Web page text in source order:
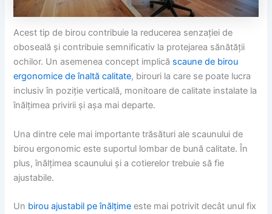
Acest tip de birou contribuie la reducerea senzației de
oboseală și contribuie semnificativ la protejarea sănătății
ochilor. Un asemenea concept implică scaune de birou
ergonomice de înaltă calitate, birouri la care se poate lucra
inclusiv în poziție verticală, monitoare de calitate instalate la
înălțimea privirii și așa mai departe.
Una dintre cele mai importante trăsături ale scaunului de
birou ergonomic este suportul lombar de bună calitate. În
plus, înălțimea scaunului și a cotierelor trebuie să fie
ajustabile.
Un birou ajustabil pe înălțime este mai potrivit decât unul fix